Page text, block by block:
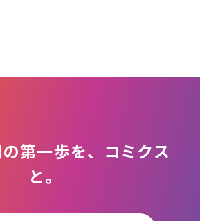
第一歩を、コミクス
と。